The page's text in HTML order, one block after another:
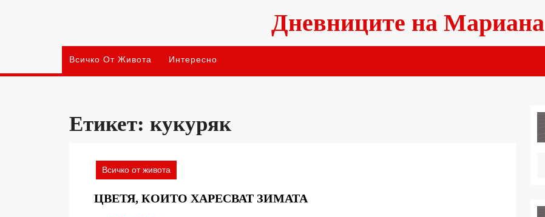
Дневниците на Мариана
Всичко От Живота Интересно
Етикет: кукуряк
Всичко от живота
ЦВЕТЯ, КОИТО ХАРЕСВАТ ЗИМАТА